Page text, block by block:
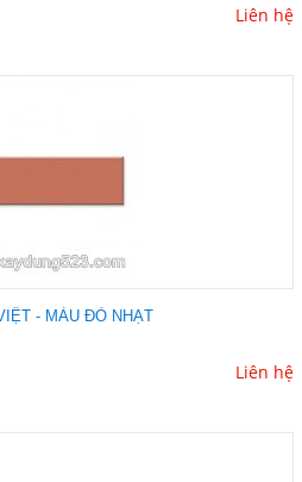
Liên hệ
- MÀU ĐỎ NHẠT
Liên hệ